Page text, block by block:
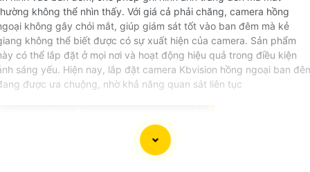
không thể nhìn thấy. Với giá cả phải chăng, camera hồng
không gây chói mắt, giúp giám sát tốt vào ban đêm mà kẻ
không thể biết được có sự xuất hiện của camera. Sản phẩm
có thể lắp đặt ở mọi nơi và hoạt động hiệu quả trong điều kiện
sáng yếu. Hiện nay, lắp đặt camera Kbvision hồng ngoại ban
được ưa chuộng, nhờ khả năng quan sát liên tục
Camera kbvision được biết đến là thương hiệu của Mỹ